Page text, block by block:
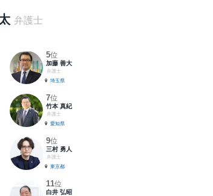
弁護士
5位
加藤 善大
弁護士
埼玉県
7位
竹本 真紀
弁護士
愛知県
9位
三村 勇人
弁護士
東京都
11位
白井 弘昭